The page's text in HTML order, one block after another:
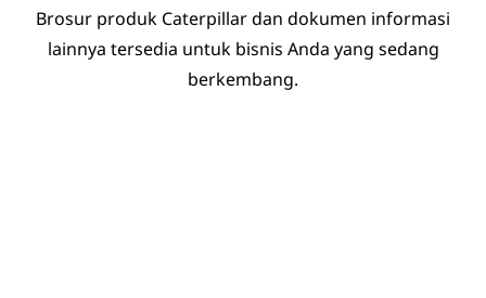
Brosur produk Caterpillar dan dokumen informasi
lainnya tersedia untuk bisnis Anda yang sedang
berkembang.